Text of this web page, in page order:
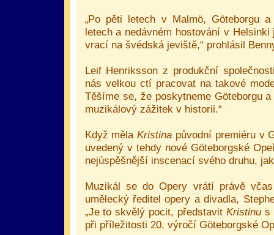
„Po pěti letech v Malmö, Göteborgu
letech a nedávném hostování v
vrací na švédská jeviště,“ prohlásil
Leif Henriksson z produkční
nás velkou ctí pracovat na takové
Těšíme se, že poskytneme Göteborgu
muzikálový zážitek v historii.“
Když mělaKristina původní premiéru v
uvedený v tehdy nové Göteborgské
nejúspěšnější inscenací svého druhu,
Muzikál se do Opery vrátí právě
umělecký ředitel opery a divadla,
„Je to skvělý pocit, představit Kristinu s
při příležitosti 20. výročí Göteborgské